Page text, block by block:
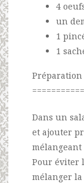
4
un
1
1
Préparation
Dans un
et ajouter
mélangeant
Pour éviter
mélanger